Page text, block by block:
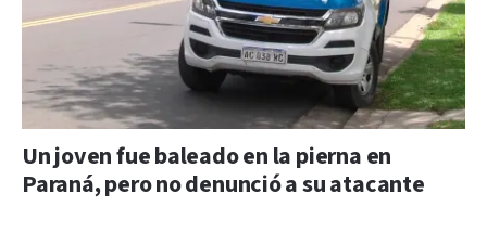
Un joven fue baleado en la pierna en
Paraná, pero no denunció a su atacante